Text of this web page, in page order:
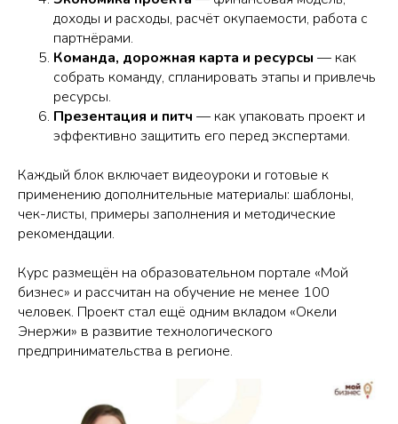
доходы и расходы, расчёт окупаемости, работа с
партнёрами.
Команда, дорожная карта и ресурсы — как
собрать команду, спланировать этапы и привлечь
ресурсы.
Презентация и питч — как упаковать проект и
эффективно защитить его перед экспертами.
Каждый блок включает видеоуроки и готовые к
применению дополнительные материалы: шаблоны,
чек-листы, примеры заполнения и методические
рекомендации.
Курс размещён на образовательном портале «Мой
бизнес» и рассчитан на обучение не менее 100
человек. Проект стал ещё одним вкладом «Окели
Энержи» в развитие технологического
предпринимательства в регионе.